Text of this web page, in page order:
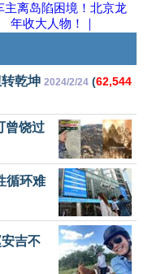
主离岛陷困境！北京龙
年收大人物！｜
乾坤 2024/2/24 (62,544
曾饶过
循环难
吉不